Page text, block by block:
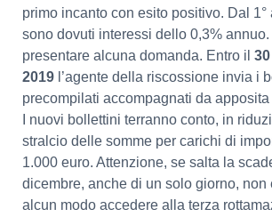
primo incanto con esito positivo. Dal 1°
sono dovuti interessi dello 0,3%
presentare alcuna domanda. Entro il
2019 l’agente della riscossione invia i
precompilati accompagnati da
I nuovi bollettini terranno conto, in
stralcio delle somme per carichi di
1.000 euro. Attenzione, se salta la
dicembre, anche di un solo giorno, non
alcun modo accedere alla terza